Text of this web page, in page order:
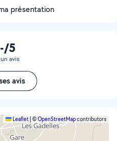
présentation
-/5
avis
avis
Leaflet ©OpenStreetMapcontributors